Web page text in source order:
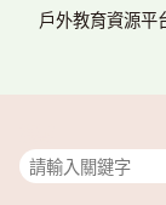
戶外教育資源平